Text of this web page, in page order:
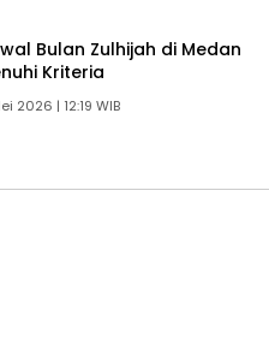
Bulan Zulhijah di Medan
Kriteria
2026 | 12:19 WIB